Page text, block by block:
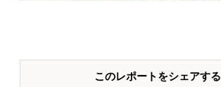
このレポートをシェアする